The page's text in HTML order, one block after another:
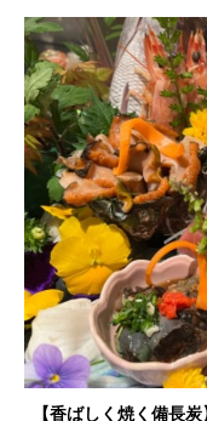
【香ばしく焼く備長